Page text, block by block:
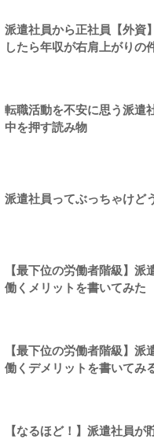
派遣社員から正社員【外資
したら年収が右肩上がりの
転職活動を不安に思う派遣
中を押す読み物
派遣社員ってぶっちゃけど
【最下位の労働者階級】派
働くメリットを書いてみた
【最下位の労働者階級】派
働くデメリットを書いてみ
【なるほど！】派遣社員が